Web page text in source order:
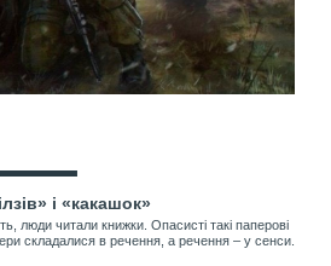
і «какашок»
люди читали книжки. Опасисті такі паперові
складалися в речення, а речення – у сенси.